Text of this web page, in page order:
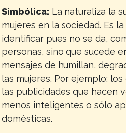
Simbólica: La naturaliza la
mujeres en la sociedad. Es
identificar pues no se da,
personas, sino que sucede
mensajes de humillan,
las mujeres. Por ejemplo:
las publicidades que hacen
menos inteligentes o sólo
domésticas.